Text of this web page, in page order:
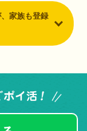
家族も登録